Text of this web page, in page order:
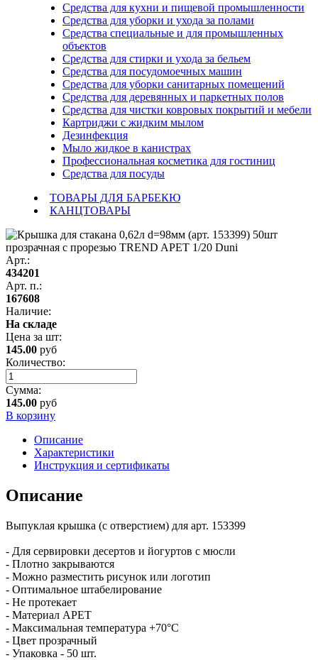
Средства для кухни и пищевой промышленности
Средства для уборки и ухода за полами
Средства специальные и для промышленных
объектов
Средства для стирки и ухода за бельем
Средства для посудомоечных машин
Средства для уборки санитарных помещений
Средства для деревянных и паркетных полов
Средства для чистки ковровых покрытий и мебели
Картриджи с жидким мылом
Дезинфекция
Мыло жидкое в канистрах
Профессиональная косметика для гостиниц
Средства для посуды
ТОВАРЫ ДЛЯ БАРБЕКЮ
КАНЦТОВАРЫ
Арт.:
434201
Арт. п.:
167608
Наличие:
На складе
Цена за шт:
145.00 руб
Количество:
Сумма:
145.00 руб
В корзину
Описание
Характеристики
Инструкция и сертификаты
Описание
Выпуклая крышка (с отверстием) для арт. 153399
- Для сервировки десертов и йогуртов с мюсли
- Плотно закрываются
- Можно разместить рисунок или логотип
- Оптимальное штабелирование
- Не протекает
- Материал APET
- Максимальная температура +70°С
- Цвет прозрачный
- Упаковка - 50 шт.